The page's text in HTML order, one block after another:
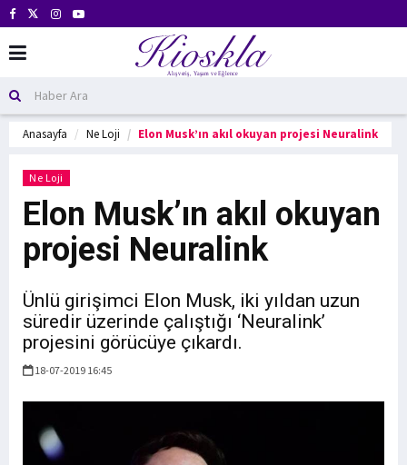
Anasayfa Ne Loji Elon Musk’ın akıl okuyan projesi Neuralink
Ne Loji
Elon Musk’ın akıl okuyan
projesi Neuralink
Ünlü girişimci Elon Musk, iki yıldan uzun
süredir üzerinde çalıştığı ‘Neuralink’
projesini görücüye çıkardı.
18-07-2019 16:45